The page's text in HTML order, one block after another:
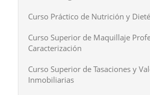
Curso Práctico de Nutrición y
Curso Superior de Maquillaje
Caracterización
Curso Superior de Tasaciones y
Inmobiliarias